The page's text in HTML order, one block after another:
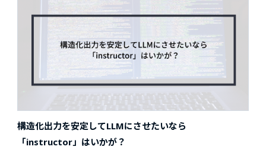
構造化出力を安定してLLMにさせたいなら
「instructor」はいかが？